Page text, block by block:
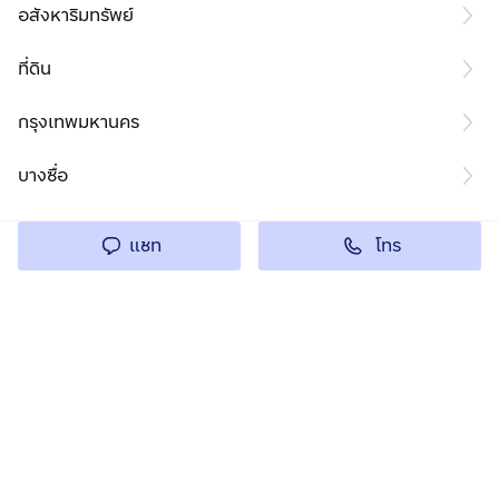
อสังหาริมทรัพย์
ที่ดิน
กรุงเทพมหานคร
บางซื่อ
แชท โทร